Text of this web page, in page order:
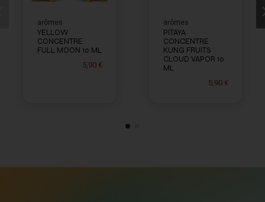
arômes
YELLOW
CONCENTRE
FULL MOON 10 ML
5,90 €
arômes
PITAYA
CONCENTRE
KUNG FRUITS
CLOUD VAPOR 10
ML
5,90 €